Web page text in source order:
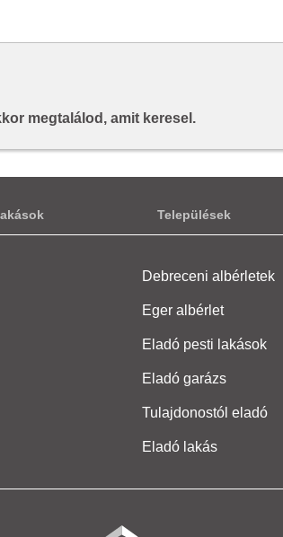
megtalálod, amit keresel.
Települések
Debreceni albérletek
Eger albérlet
Eladó pesti lakások
Eladó garázs
Tulajdonostól eladó
Eladó lakás